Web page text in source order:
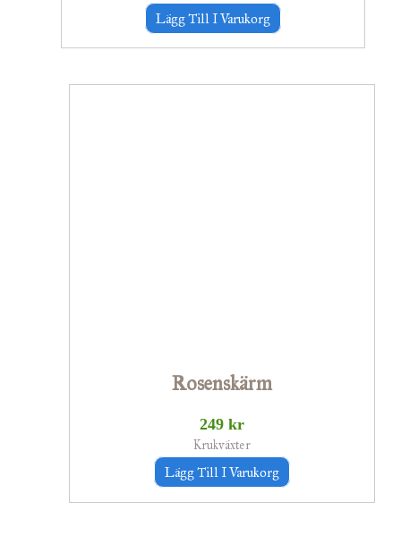
Lägg Till I Varukorg
Rosenskärm
249 kr
Krukväxter
Lägg Till I Varukorg